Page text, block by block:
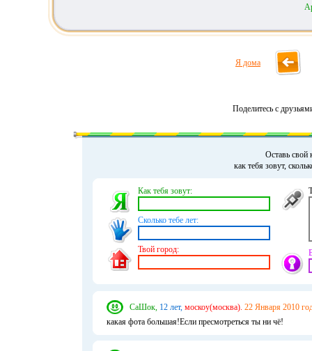
Я дома
Поделитесь с
Оставь свой
как тебя зовут,
Как тебя зовут:
Сколько тебе лет:
Твой город:
СаШок, 12 лет, москоу(москва). 22 Января 2010
какая фота большая!Если пресмотреться ты ни чё!